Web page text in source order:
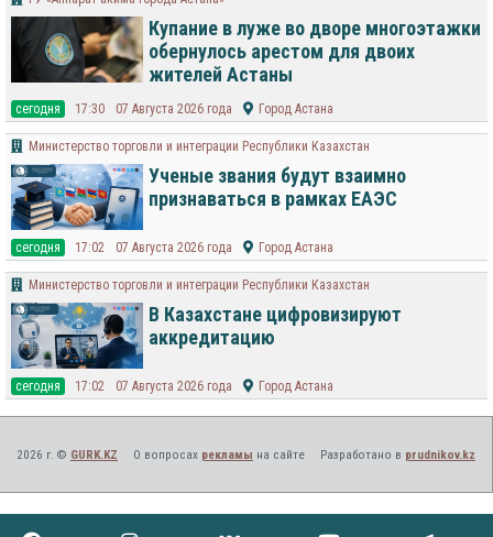
Купание в луже во дворе многоэтажки
обернулось арестом для двоих
жителей Астаны
cегодня 17:30 07 Августа 2026 года Город Астана
Министерство торговли и интеграции Республики Казахстан
Ученые звания будут взаимно
признаваться в рамках ЕАЭС
cегодня 17:02 07 Августа 2026 года Город Астана
Министерство торговли и интеграции Республики Казахстан
В Казахстане цифровизируют
аккредитацию
cегодня 17:02 07 Августа 2026 года Город Астана
2026 г. © GURK.KZ О вопросах рекламы на сайте Разработано в prudnikov.kz